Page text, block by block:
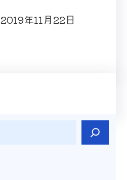
2019年11月22日